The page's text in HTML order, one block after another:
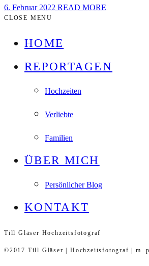
6. Februar 2022 READ MORE
CLOSE MENU
HOME
REPORTAGEN
Hochzeiten
Verliebte
Familien
ÜBER MICH
Persönlicher Blog
KONTAKT
Till Gläser Hochzeitsfotograf
©2017 Till Gläser | Hochzeitsfotograf | m.